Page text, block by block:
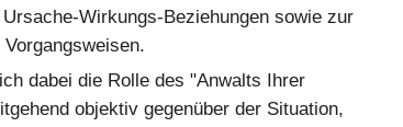
Wirkungs-Beziehungen sowie zur
dabei die Rolle des "Anwalts Ihrer
objektiv gegenüber der Situation,